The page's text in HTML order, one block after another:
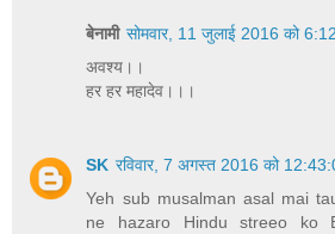
बेनामी सोमवार, 11 जुलाई 2016 को
अवश्य।।
हर हर महादेव।।।
SK रविवार, 7 अगस्त 2016 को
Yeh sub musalman asal mai
ne hazaro Hindu streeo ko